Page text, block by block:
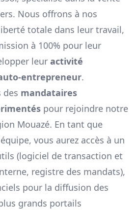
Nous offrons à nos
totale dans leur travail,
à 100% pour leur
leur activité
entrepreneur.
des mandataires
pour rejoindre notre
Mouazé. En tant que
vous aurez accès à un
(logiciel de transaction et
registre des mandats),
pour la diffusion des
grands portails